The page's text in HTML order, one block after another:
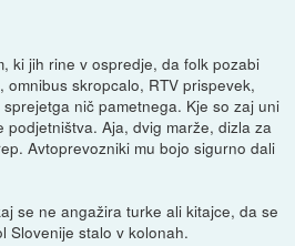
ki jih rine v ospredje, da folk pozabi
omnibus skropcalo, RTV prispevek,
nič pametnega. Kje so zaj uni
Aja, dvig marže, dizla za
Avtoprevozniki mu bojo sigurno dali
se ne angažira turke ali kitajce, da se
Slovenije stalo v kolonah.